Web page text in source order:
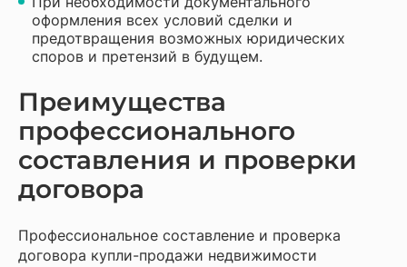
оформления всех условий сделки и
предотвращения возможных юридических
споров и претензий в будущем.
Преимущества
профессионального
составления и проверки
договора
Профессиональное составление и проверка
договора купли-продажи недвижимости